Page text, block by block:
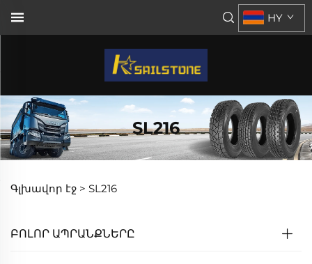
HY
SL216
Գլխավոր էջ > SL216
ԲՈԼՈՐ ԱՊՐԱՆՔՆԵՐԸ